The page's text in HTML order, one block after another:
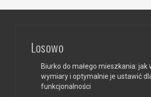
Losowo
Biurko do małego mieszkania: jak
wymiary i optymalnie je ustawić
funkcjonalności